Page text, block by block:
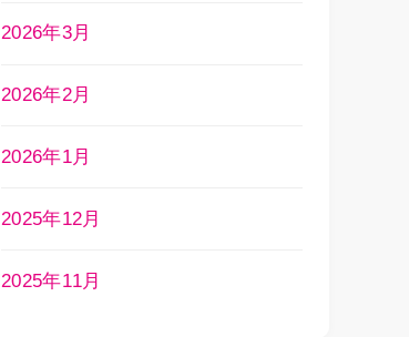
2026年3月
2026年2月
2026年1月
2025年12月
2025年11月